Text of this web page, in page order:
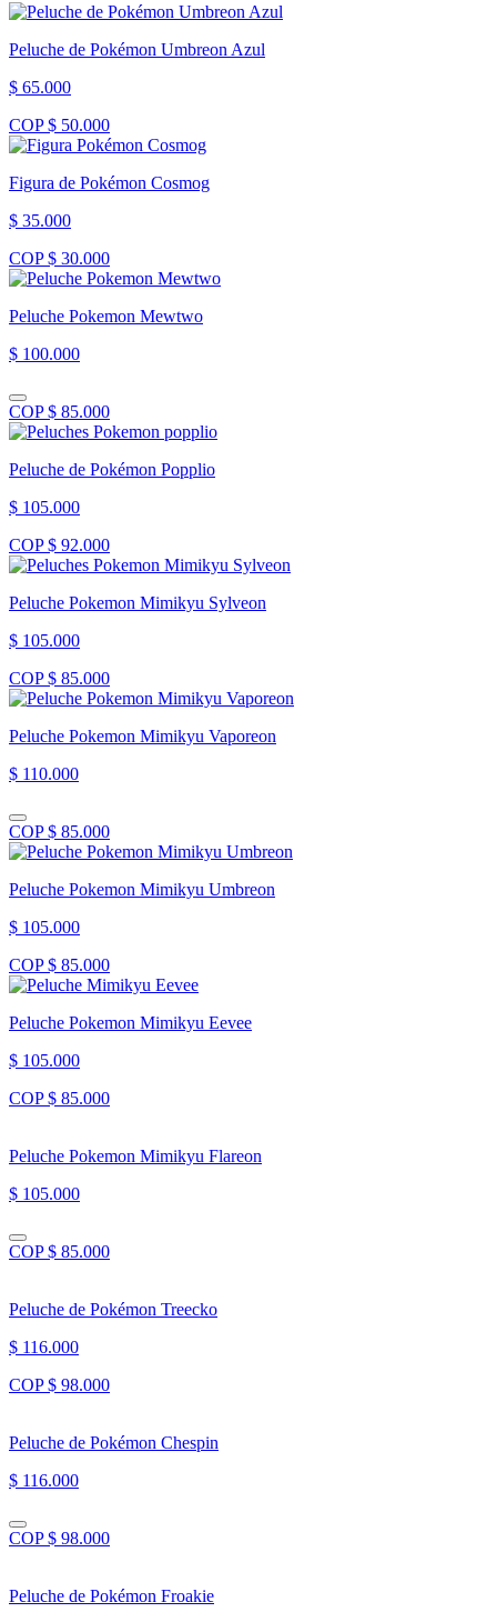
Peluche de Pokémon Umbreon Azul
$ 65.000
COP $ 50.000
Figura de Pokémon Cosmog
$ 35.000
COP $ 30.000
Peluche Pokemon Mewtwo
$ 100.000
COP $ 85.000
Peluche de Pokémon Popplio
$ 105.000
COP $ 92.000
Peluche Pokemon Mimikyu Sylveon
$ 105.000
COP $ 85.000
Peluche Pokemon Mimikyu Vaporeon
$ 110.000
COP $ 85.000
Peluche Pokemon Mimikyu Umbreon
$ 105.000
COP $ 85.000
Peluche Pokemon Mimikyu Eevee
$ 105.000
COP $ 85.000
Peluche Pokemon Mimikyu Flareon
$ 105.000
COP $ 85.000
Peluche de Pokémon Treecko
$ 116.000
COP $ 98.000
Peluche de Pokémon Chespin
$ 116.000
COP $ 98.000
Peluche de Pokémon Froakie